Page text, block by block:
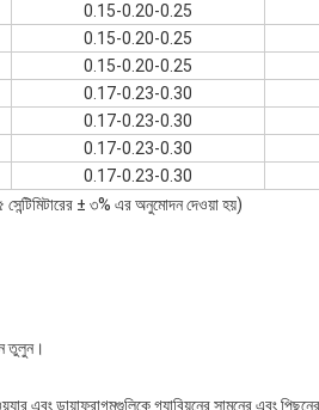
0.15-0.20-0.25
0.15-0.20-0.25
0.15-0.20-0.25
0.17-0.23-0.30
0.17-0.23-0.30
0.17-0.23-0.30
0.17-0.23-0.30
± ৩% এর অনুমোদন দেওয়া হয়)
তুলুন।
এবং ডায়াফ্রাগমগুলিকে গ্যাবিয়নের সামনের এবং